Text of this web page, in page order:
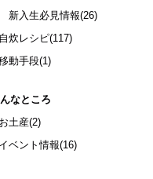
新入生必見情報(26)
炊レシピ(117)
動手段(1)
なところ
土産(2)
ベント情報(16)